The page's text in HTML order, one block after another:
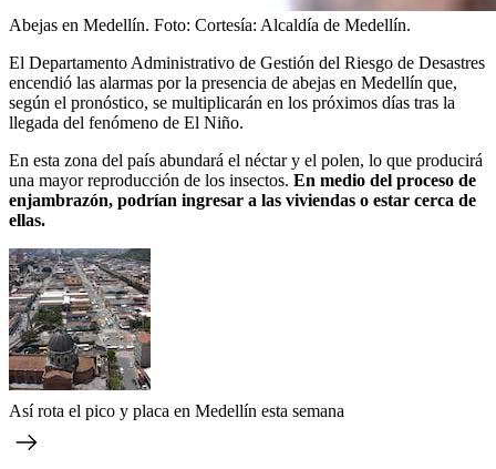
Abejas en Medellín. Foto: Cortesía: Alcaldía de Medellín.
El Departamento Administrativo de Gestión del Riesgo de Desastres
encendió las alarmas por la presencia de abejas en Medellín que,
según el pronóstico, se multiplicarán en los próximos días tras la
llegada del fenómeno de El Niño.
En esta zona del país abundará el néctar y el polen, lo que producirá
una mayor reproducción de los insectos. En medio del proceso de
enjambrazón, podrían ingresar a las viviendas o estar cerca de
ellas.
Así rota el pico y placa en Medellín esta semana